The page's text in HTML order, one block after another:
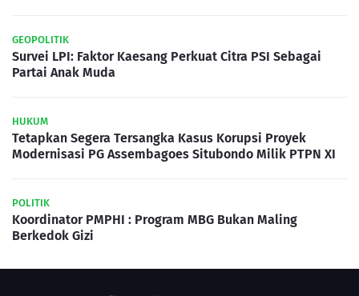
GEOPOLITIK
Survei LPI: Faktor Kaesang Perkuat Citra PSI Sebagai
Partai Anak Muda
HUKUM
Tetapkan Segera Tersangka Kasus Korupsi Proyek
Modernisasi PG Assembagoes Situbondo Milik PTPN XI
POLITIK
Koordinator PMPHI : Program MBG Bukan Maling
Berkedok Gizi